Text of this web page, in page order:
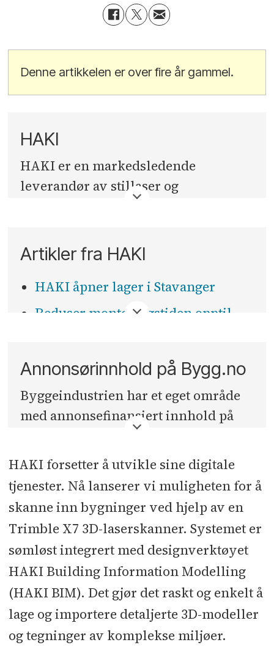
Denne artikkelen er over fire år gammel.
HAKI
HAKI er en markedsledende
leverandør av stillaser og
mottoet vårt: Never Compromise on
Safety.
Artikler fra HAKI
HAKI åpner lager i Stavanger
Reduser monteringstiden opptil
Stillasleverandøren HAKI i
Sibbhult - et bærekraftig
knutepunkt
kommer til sin rett i
byggeprosjekter
Annonsørinnhold på Bygg.no
Byggeindustrien har et eget område
med annonsefinansiert innhold på
. Denne seksjonen er ikke
knyttet opp mot Byggeindustriens
journalister eller redaksjon, men er
en distribusjonskanal for betalt
innholdsmateriell.
HAKI forsetter å utvikle sine digitale
tjenester. Nå lanserer vi muligheten for å
skanne inn bygninger ved hjelp av en
Trimble X7 3D-laserskanner. Systemet er
sømløst integrert med designverktøyet
HAKI Building Information Modelling
(HAKI BIM). Det gjør det raskt og enkelt å
lage og importere detaljerte 3D-modeller
og tegninger av komplekse miljøer.